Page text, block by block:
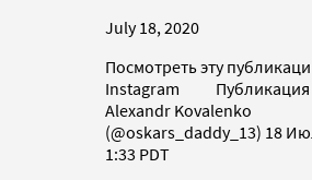
July 18, 2020
Посмотреть эту
Instagram Публикация
Alexandr Kovalenko
(@oskars_daddy_13) 18
1:33 PDT